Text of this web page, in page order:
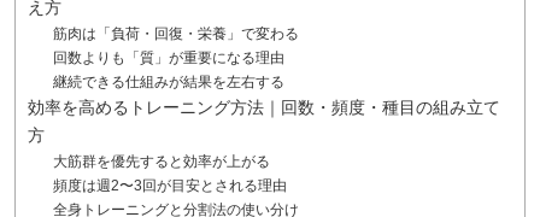
え方
筋肉は「負荷・回復・栄養」で変わる
回数よりも「質」が重要になる理由
継続できる仕組みが結果を左右する
効率を高めるトレーニング方法｜回数・頻度・種目の組み立て
方
大筋群を優先すると効率が上がる
頻度は週2〜3回が目安とされる理由
全身トレーニングと分割法の使い分け